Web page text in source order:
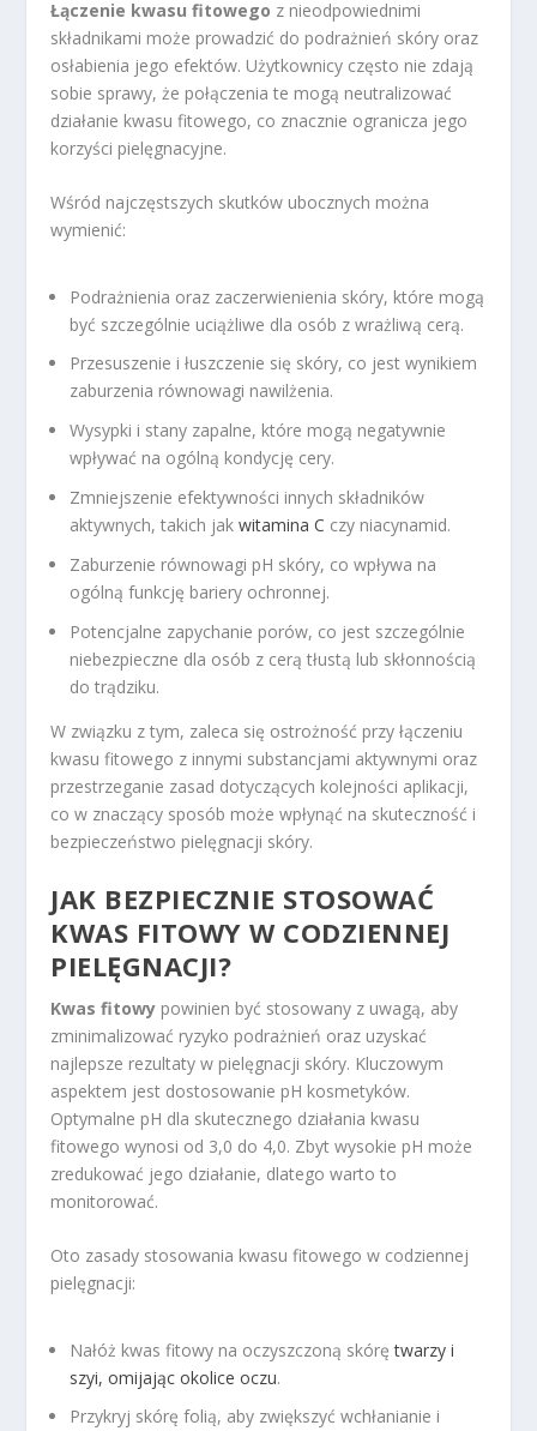
Łączenie kwasu fitowego z nieodpowiednimi
składnikami może prowadzić do podrażnień skóry oraz
osłabienia jego efektów. Użytkownicy często nie zdają
sobie sprawy, że połączenia te mogą neutralizować
działanie kwasu fitowego, co znacznie ogranicza jego
korzyści pielęgnacyjne.
Wśród najczęstszych skutków ubocznych można
wymienić:
Podrażnienia oraz zaczerwienienia skóry, które mogą
być szczególnie uciążliwe dla osób z wrażliwą cerą.
Przesuszenie i łuszczenie się skóry, co jest wynikiem
zaburzenia równowagi nawilżenia.
Wysypki i stany zapalne, które mogą negatywnie
wpływać na ogólną kondycję cery.
Zmniejszenie efektywności innych składników
aktywnych, takich jakwitamina C czy niacynamid.
Zaburzenie równowagi pH skóry, co wpływa na
ogólną funkcję bariery ochronnej.
Potencjalne zapychanie porów, co jest szczególnie
niebezpieczne dla osób z cerą tłustą lub skłonnością
do trądziku.
W związku z tym, zaleca się ostrożność przy łączeniu
kwasu fitowego z innymi substancjami aktywnymi oraz
przestrzeganie zasad dotyczących kolejności aplikacji,
co w znaczący sposób może wpłynąć na skuteczność i
bezpieczeństwo pielęgnacji skóry.
JAK BEZPIECZNIE STOSOWAĆ
KWAS FITOWY W CODZIENNEJ
PIELĘGNACJI?
Kwas fitowy powinien być stosowany z uwagą, aby
zminimalizować ryzyko podrażnień oraz uzyskać
najlepsze rezultaty w pielęgnacji skóry. Kluczowym
aspektem jest dostosowanie pH kosmetyków.
Optymalne pH dla skutecznego działania kwasu
fitowego wynosi od 3,0 do 4,0. Zbyt wysokie pH może
zredukować jego działanie, dlatego warto to
monitorować.
Oto zasady stosowania kwasu fitowego w codziennej
pielęgnacji:
Nałóż kwas fitowy na oczyszczoną skórętwarzy i
szyi, omijając okolice oczu.
Przykryj skórę folią, aby zwiększyć wchłanianie i